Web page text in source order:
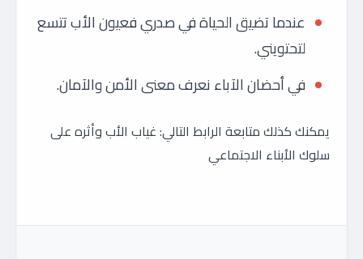
عندما تضيق الحياة في صدري فعيون الأب تتسع
لتحتويني.
في أحضان الآباء نعرف معنى الأمن والآمان.
يمكنك كذلك متابعة الرابط التالي: غياب الأب وأثره على
سلوك الأبناء الاجتماعي